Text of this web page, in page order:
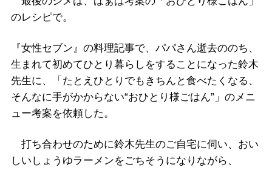
のレシピで。
『女性セブン』の料理記事で、パパさん逝去ののち、
生まれて初めてひとり暮らしをすることになった鈴木
先生に、「たとえひとりでもきちんと食べたくなる、
そんなに手がかからない“おひとり様ごはん”」のメニ
ュー考案を依頼した。
打ち合わせのために鈴木先生のご自宅に伺い、おい
しいしょうゆラーメンをごちそうになりながら、